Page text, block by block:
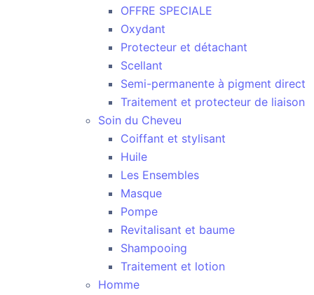
OFFRE SPECIALE
Oxydant
Protecteur et détachant
Scellant
Semi-permanente à pigment direct
Traitement et protecteur de liaison
Soin du Cheveu
Coiffant et stylisant
Huile
Les Ensembles
Masque
Pompe
Revitalisant et baume
Shampooing
Traitement et lotion
Homme